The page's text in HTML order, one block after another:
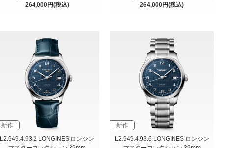
264,000円(税込)
264,000円(税込)
新作
L2.949.4.93.2 LONGINES ロンジン
新作
L2.949.4.93.6 LONGINES ロンジン